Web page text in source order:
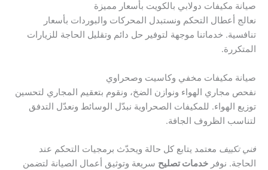
صيانة مكيفات دولابي بالكويت بأسعار مميزة
نعالج أعطال التحكم ونستبدل المحركات والبوردات بأسعار
تنافسية. خدماتنا موجهة لتوفير حل دائم وتقليل الحاجة للزيارات
المتكررة.
صيانة مكيفات مخفي وكاسيت وصحراوي
نفحص مجاري الهواء ونوازن الضخ، ونقوم بتعقيم المجاري لتحسين
توزيع الهواء. للمكيفات الصحراوية نبدّل الوسائط ونعدّل التدفق
لتناسب الظروف الجافة.
فني تكييف معتمد يتابع كل حالة ويحدّث برمجيات التحكم عند
الحاجة. نوفر خدمات تصليح سريعة وتوثيق أعمال الصيانة لتضمن